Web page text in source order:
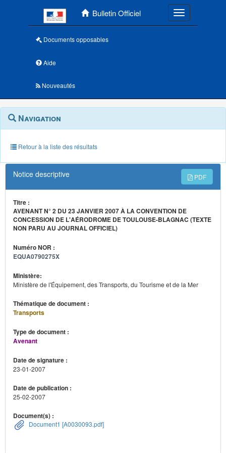
Bulletin Officiel Toggle
Documents opposables
Aide
Nouveautés
Navigation
outils
annexes
Menu
contextuel
Navigation
Retour à la liste des résultats
Notice descriptive PDF
Titre :
AVENANT N° 2 DU 23 JANVIER 2007 À LA CONVENTION DE
CONCESSION DE L'AÉRODROME DE TOULOUSE-BLAGNAC (TEXTE
NON PARU AU JOURNAL OFFICIEL)
Numéro NOR :
EQUA0790275X
Ministère:
Ministère de l'Équipement, des Transports, du Tourisme et de la Mer
Thématique de document :
Transports
Type de document :
Avenant
Date de signature :
23-01-2007
Date de publication :
25-02-2007
Document(s) :
Document1 [A0030093.pdf]